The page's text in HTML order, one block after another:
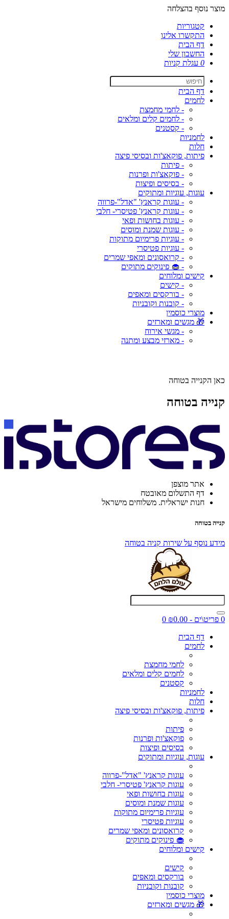
מוצר נוסף בהצלחה
קטגוריות
התקשרו אלינו
דף הבית
החשבון שלי
0 עגלת קניות
דף הבית
לחמים
- לחמי מחמצת
- לחמים קלים ומלאים
- קסטנים
לחמניות
חלות
פיתות, פוקאצ'ות ובסיסי פיצה
- פיתות
- פוקאצ'ות ופרנות
- בסיסים ופיצות
עוגות, עוגיות ומתוקים
- עוגות קראנץ' "אדל"-פרווה
- עוגות קראנץ' פטיסרי- חלבי
- עוגות בחושות ופאי
- עוגות שמנת ומוסים
- עוגיות פרימיום מתוקות
- עוגיות פטיסרי
- קרואסונים ומאפי שמרים
- 🧁 פינוקים מתוקים
קישים ומלוחים
- קישים
- בורקסים ומאפים
- קובנות וקובניות
מוצרי כוסמין
🎁 מגשים ומארזים
- מגשי אירוח
- מארזי מבצע ומתנה
כאן הקנייה בטוחה
קנייה בטוחה
אתר מוצפן
דף התשלום מאובטח
חנות ישראלית. משלוחים מישראל
קנייה בטוחה
מידע נוסף על שירות קניה בטוחה
0 פריט\ים - ₪0.00
0
דף הבית
לחמים
לחמי מחמצת
לחמים קלים ומלאים
קסטנים
לחמניות
חלות
פיתות, פוקאצ'ות ובסיסי פיצה
פיתות
פוקאצ'ות ופרנות
בסיסים ופיצות
עוגות, עוגיות ומתוקים
עוגות קראנץ' "אדל"-פרווה
עוגות קראנץ' פטיסרי- חלבי
עוגות בחושות ופאי
עוגות שמנת ומוסים
עוגיות פרימיום מתוקות
עוגיות פטיסרי
קרואסונים ומאפי שמרים
🧁 פינוקים מתוקים
קישים ומלוחים
קישים
בורקסים ומאפים
קובנות וקובניות
מוצרי כוסמין
🎁 מגשים ומארזים